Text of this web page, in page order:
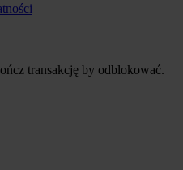
transakcję by odblokować.